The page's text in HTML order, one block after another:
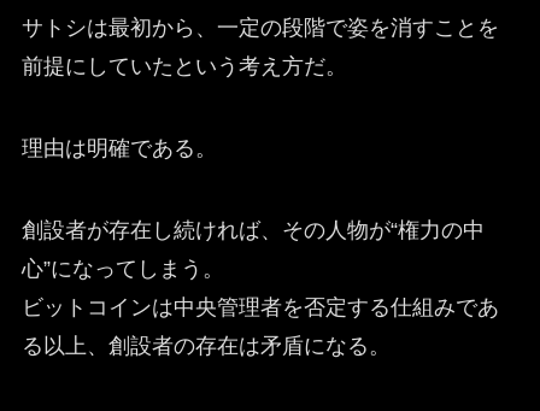
サトシは最初から、一定の段階で姿を消すことを
前提にしていたという考え方だ。
理由は明確である。
創設者が存在し続ければ、その人物が“権力の中
心”になってしまう。
ビットコインは中央管理者を否定する仕組みであ
る以上、創設者の存在は矛盾になる。